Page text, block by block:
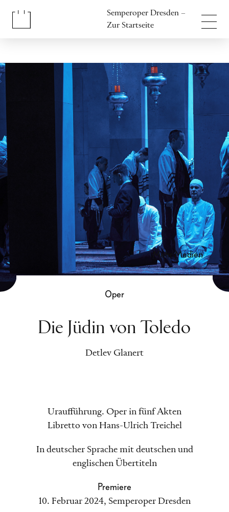
Semperoper Dresden –
Zur Startseite
mehr Medien
Oper
Die Jüdin von Toledo
Detlev Glanert
Uraufführung. Oper in fünf Akten
Libretto von Hans-Ulrich Treichel
In deutscher Sprache mit deutschen und
englischen Übertiteln
Premiere
10. Februar 2024, Semperoper Dresden